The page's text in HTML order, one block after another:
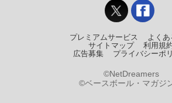
プレミアムサービス
よくあ
サイトマップ
利用規
広告募集
プライバシーポ
©NetDreamers
©ベースボール・マガジ